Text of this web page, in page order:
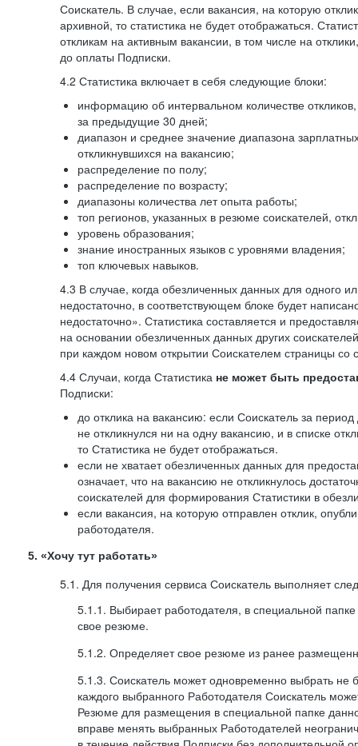
Соискатель. В случае, если вакансия, на которую
архивной, то статистика не будет отображаться.
откликам на активным вакансии, в том числе на
до оплаты Подписки.
4.2 Статистика включает в себя следующие блоки:
информацию об интервальном количестве
за предыдущие 30 дней;
диапазон и среднее значение диапазона
откликнувшихся на вакансию;
распределение по полу;
распределение по возрасту;
диапазоны количества лет опыта работы;
топ регионов, указанных в резюме соискателей,
уровень образования;
знание иностранных языков с уровнями владения;
топ ключевых навыков.
4.3 В случае, когда обезличенных данных для одного
недостаточно, в соответствующем блоке будет
недостаточно». Статистика составляется и
на основании обезличенных данных других
при каждом новом открытии Соискателем страницы со
4.4 Случаи, когда Статистика не может быть
Подписки:
до отклика на вакансию: если Соискатель за период
не откликнулся ни на одну вакансию, и в списке
то Статистика не будет отображаться.
если не хватает обезличенных данных для
означает, что на вакансию не откликнулось
соискателей для формирования Статистики в
если вакансия, на которую отправлен отклик,
работодателя.
5. «Хочу тут работать»
5.1. Для получения сервиса Соискатель выполняет
5.1.1. Выбирает работодателя, в специальной папке
свое резюме.
5.1.2. Определяет свое резюме из ранее
5.1.3. Соискатель может одновременно выбрать не
каждого выбранного Работодателя Соискатель
Резюме для размещения в специальной папке
вправе менять выбранных Работодателей